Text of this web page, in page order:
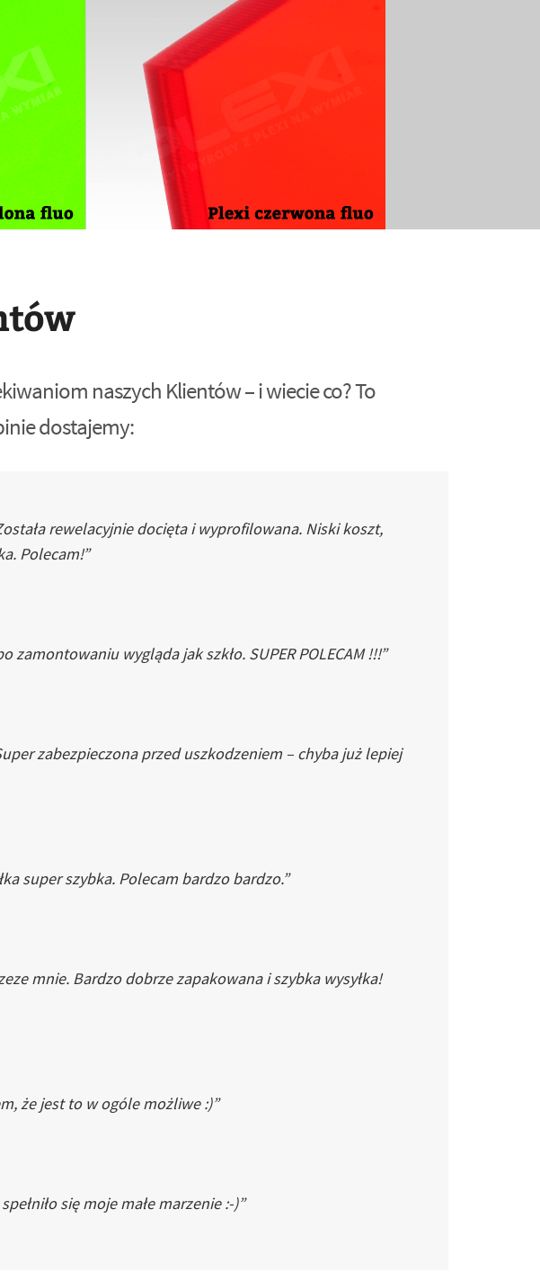
naszych Klientów – i wiecie co? To
dostajemy:
rewelacyjnie docięta i wyprofilowana. Niski koszt,
Polecam!”
wygląda jak szkło. SUPER POLECAM !!!”
zabezpieczona przed uszkodzeniem – chyba już lepiej
super szybka. Polecam bardzo bardzo.”
mnie. Bardzo dobrze zapakowana i szybka wysyłka!
że jest to w ogóle możliwe :)”
się moje małe marzenie :-)”